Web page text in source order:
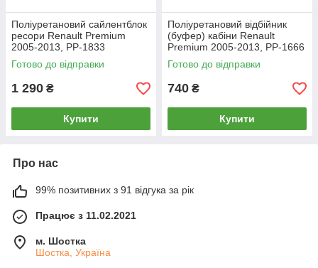
Поліуретановий сайлентблок
ресори Renault Premium
2005-2013, PP-1833
Готово до відправки
1 290 ₴
Купити
Поліуретановий відбійник
(буфер) кабіни Renault
Premium 2005-2013, PP-1666
Готово до відправки
740 ₴
Купити
Про нас
99% позитивних з 91 відгука за рік
Працює з 11.02.2021
м. Шостка
Шостка, Україна